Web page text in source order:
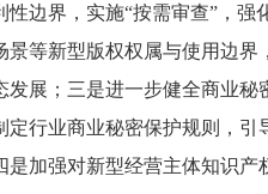
性边界，实施“按需审查”，
景等新型版权权属与使用边
发展；三是进一步健全商业
定行业商业秘密保护规则，
是加强对新型经营主体知识产